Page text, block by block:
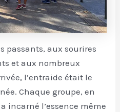
passants, aux sourires
et aux nombreux
l’entraide était le
Chaque groupe, en
incarné l’essence même